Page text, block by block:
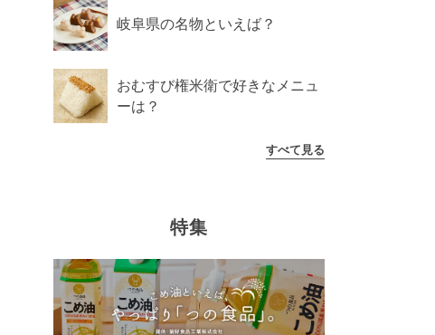
岐阜県の名物といえば？
おむすび権米衛で好きなメニュ
ーは？
すべて見る
特集